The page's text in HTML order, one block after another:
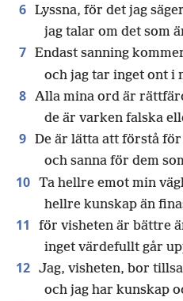
6 Lyssna, för det jag
jag talar om det som
7 Endast sanning
och jag tar inget ont i
8 Alla mina ord är
de är varken falska
9 De är lätta att förstå
och sanna för dem
10 Ta hellre emot min
hellre kunskap än
11 för visheten är bättre
inget värdefullt går
12 Jag, visheten, bor
och jag har kunskap